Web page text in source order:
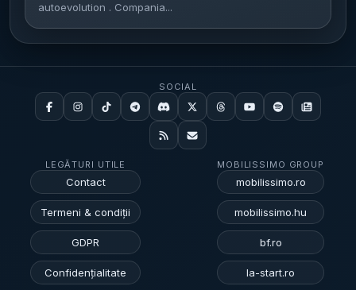
autoevolution . Compania...
LEGĂTURI UTILE
Contact
Termeni & condiții
GDPR
Confidențialitate
SOCIAL
MOBILISSIMO GROUP
mobilissimo.ro
mobilissimo.hu
bf.ro
la-start.ro